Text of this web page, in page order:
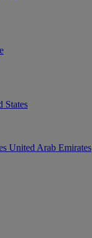
States
United Arab Emirates